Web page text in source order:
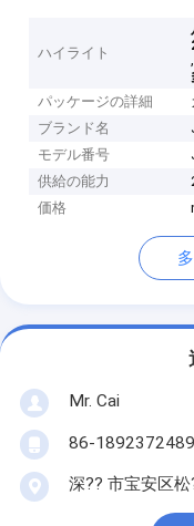
ハイライト
パッケージの詳細
ブランド名
モデル番号
供給の能力
価格
Mr. Cai
86-
深?? 市宝安区